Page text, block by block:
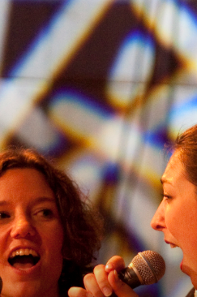
Chor Band
Leitung
Videos
Termine